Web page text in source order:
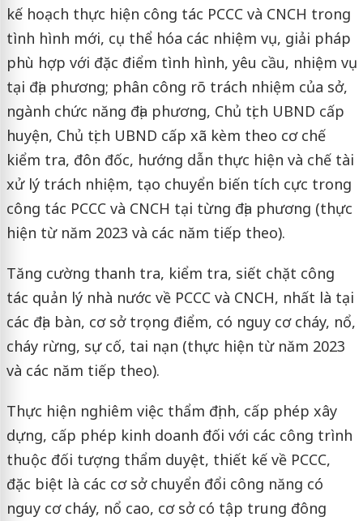
kế hoạch thực hiện công tác PCCC và CNCH trong
tình hình mới, cụ thể hóa các nhiệm vụ, giải pháp
phù hợp với đặc điểm tình hình, yêu cầu, nhiệm vụ
tại địa phương; phân công rõ trách nhiệm của sở,
ngành chức năng địa phương, Chủ tịch UBND cấp
huyện, Chủ tịch UBND cấp xã kèm theo cơ chế
kiểm tra, đôn đốc, hướng dẫn thực hiện và chế tài
xử lý trách nhiệm, tạo chuyển biến tích cực trong
công tác PCCC và CNCH tại từng địa phương (thực
hiện từ năm 2023 và các năm tiếp theo).
Tăng cường thanh tra, kiểm tra, siết chặt công
tác quản lý nhà nước về PCCC và CNCH, nhất là tại
các địa bàn, cơ sở trọng điểm, có nguy cơ cháy, nổ,
cháy rừng, sự cố, tai nạn (thực hiện từ năm 2023
và các năm tiếp theo).
Thực hiện nghiêm việc thẩm định, cấp phép xây
dựng, cấp phép kinh doanh đối với các công trình
thuộc đối tượng thẩm duyệt, thiết kế về PCCC,
đặc biệt là các cơ sở chuyển đổi công năng có
nguy cơ cháy, nổ cao, cơ sở có tập trung đông